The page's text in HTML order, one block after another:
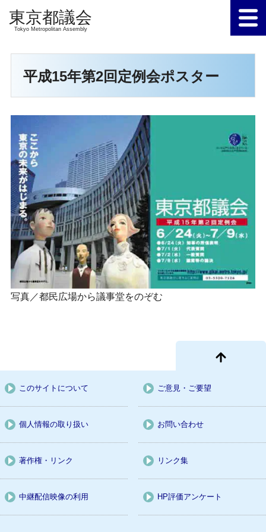
Tokyo Metropolitan Assembly
平成15年第2回定例会ポスター
写真／都民広場から議事堂をのぞむ
このサイトについて ご意見・ご要望
個人情報の取り扱い お問い合わせ
著作権・リンク リンク集
中継配信映像の利用 HP評価アンケート